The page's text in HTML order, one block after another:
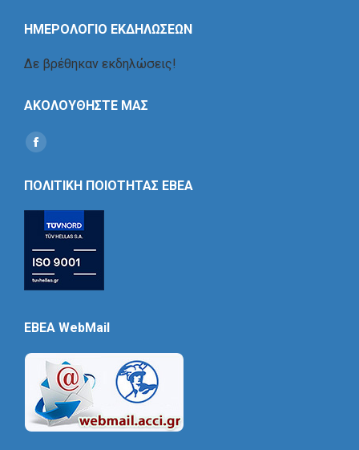
ΗΜΕΡΟΛΟΓΙΟ ΕΚΔΗΛΩΣΕΩΝ
Δε βρέθηκαν εκδηλώσεις!
ΑΚΟΛΟΥΘΗΣΤΕ ΜΑΣ
Find us on:
Social
ΠΟΛΙΤΙΚΗ ΠΟΙΟΤΗΤΑΣ ΕΒΕΑ
EBEA WebMail